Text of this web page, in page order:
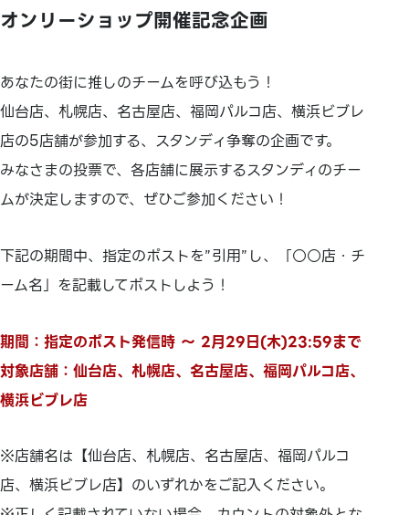
オンリーショップ開催記念企画
あなたの街に推しのチームを呼び込もう！
仙台店、札幌店、名古屋店、福岡パルコ店、横浜ビブレ
店の5店舗が参加する、スタンディ争奪の企画です。
みなさまの投票で、各店舗に展示するスタンディのチー
ムが決定しますので、ぜひご参加ください！
下記の期間中、指定のポストを”引用”し、「○○店・チ
ーム名」を記載してポストしよう！
期間：指定のポスト発信時 ～ 2月29日(木)23:59まで
対象店舗：仙台店、札幌店、名古屋店、福岡パルコ店、
横浜ビブレ店
※店舗名は【仙台店、札幌店、名古屋店、福岡パルコ
店、横浜ビブレ店】のいずれかをご記入ください。